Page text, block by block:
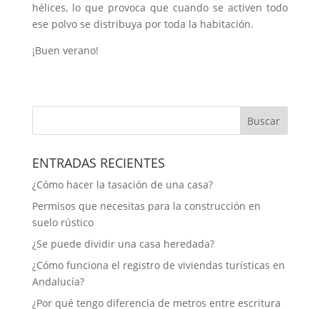
hélices, lo que provoca que cuando se activen todo
ese polvo se distribuya por toda la habitación.
¡Buen verano!
Buscar
ENTRADAS RECIENTES
¿Cómo hacer la tasación de una casa?
Permisos que necesitas para la construcción en
suelo rústico
¿Se puede dividir una casa heredada?
¿Cómo funciona el registro de viviendas turísticas en
Andalucía​?
¿Por qué tengo diferencia de metros entre escritura